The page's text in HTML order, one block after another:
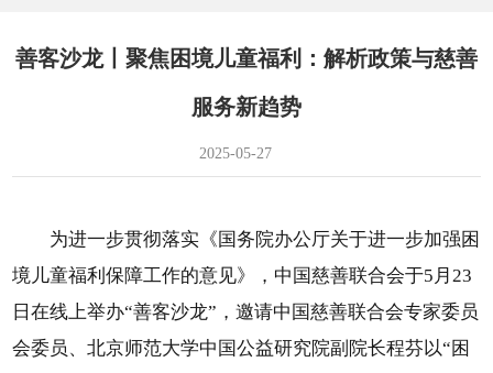
善客沙龙丨聚焦困境儿童福利：解析政策与慈善
服务新趋势
2025-05-27
为进一步贯彻落实《国务院办公厅关于进一步加强困
境儿童福利保障工作的意见》，中国慈善联合会于5月23
日在线上举办“善客沙龙”，邀请中国慈善联合会专家委员
会委员、北京师范大学中国公益研究院副院长程芬以“困